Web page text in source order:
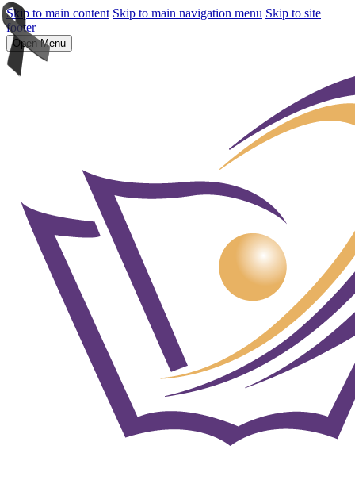
Skip to main content Skip to main navigation menu Skip to site
footer
Open Menu